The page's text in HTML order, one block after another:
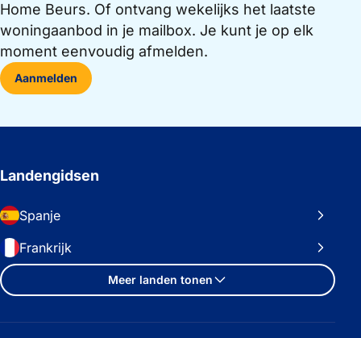
Home Beurs. Of ontvang wekelijks het laatste
woningaanbod in je mailbox. Je kunt je op elk
moment eenvoudig afmelden.
Aanmelden
Landengidsen
Spanje
Frankrijk
Meer landen tonen